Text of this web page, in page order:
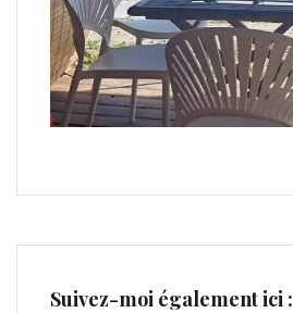
Suivez-moi également ici :